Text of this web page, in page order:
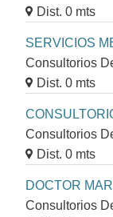
Dist. 0 mts
SERVICIOS
Consultorios
Dist. 0 mts
Consultorios
Dist. 0 mts
DOCTOR
Consultorios